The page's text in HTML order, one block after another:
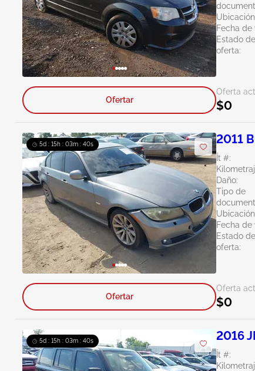
Fecha de
Estado
oferta:
Oferta
$0
Ofertar
5d : 15h : 03m : 39s 2011
Ít #:
Daño:
Tipo de
Fecha de
Estado
oferta:
Oferta
$0
Ofertar
5d : 15h : 03m : 39s 2016
Ít #: